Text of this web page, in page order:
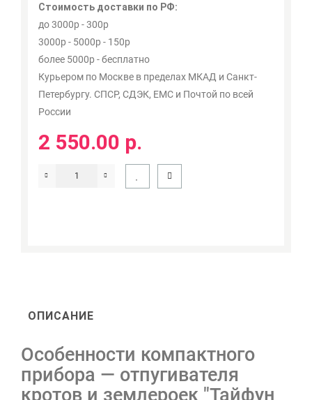
Стоимость доставки по РФ:
до 3000р - 300р
3000р - 5000р - 150р
более 5000р - бесплатно
Курьером по Москве в пределах МКАД и Санкт-
Петербургу. СПСР, СДЭК, ЕМС и Почтой по всей
России
2 550.00 р.
ОПИСАНИЕ
Особенности компактного
прибора — отпугивателя
кротов и землероек "Тайфун